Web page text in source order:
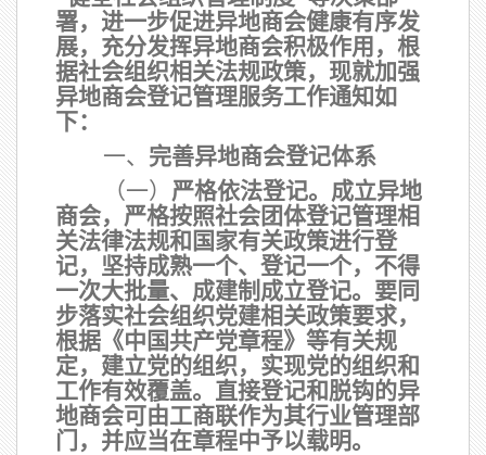
署，进一步促进异地商会健康有序发
展，充分发挥异地商会积极作用，根
据社会组织相关法规政策，现就加强
异地商会登记管理服务工作通知如
下：
一、 完善异地商会登记体系
（一） 严格依法登记。 成立异地
商会，严格按照社会团体登记管理相
关法律法规和国家有关政策进行登
记，坚持成熟一个、登记一个，不得
一次大批量、成建制成立登记。要同
步落实社会组织党建相关政策要求，
根据《中国共产党章程》等有关规
定，建立党的组织，实现党的组织和
工作有效覆盖。直接登记和脱钩的异
地商会可由工商联作为其行业管理部
门，并应当在章程中予以载明。